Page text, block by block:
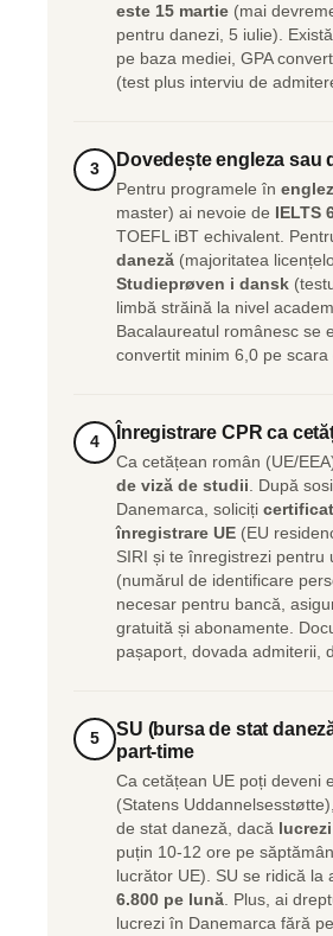
este 15 martie (mai
pentru danezi, 5 iulie). Există
pe baza mediei, GPA
(test plus interviu de
3 Dovedește engleza sau
Pentru programele în
master) ai nevoie de IELTS
TOEFL iBT echivalent.
daneză (majoritatea
Studieprøven i dansk
limbă străină la nivel
Bacalaureatul românesc se
convertit minim 6,0 pe scara
4 Înregistrare CPR ca
Ca cetățean român (UE/
de viză de studii . După
Danemarca, soliciți
înregistrare UE (EU
SIRI și te înregistrezi pentru
(numărul de identificare
necesar pentru bancă,
gratuită și abonamente.
pașaport, dovada admiterii,
5
SU (bursa de stat
part-time
Ca cetățean UE poți deveni
(Statens
de stat daneză, dacă
puțin 10-12 ore pe
lucrător UE). SU se ridică la
6.800 pe lună . Plus, ai
lucrezi în Danemarca fără